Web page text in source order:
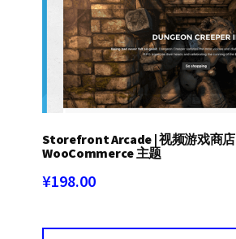
Storefront Arcade | 视频游戏商店
WooCommerce 主题
¥198.00